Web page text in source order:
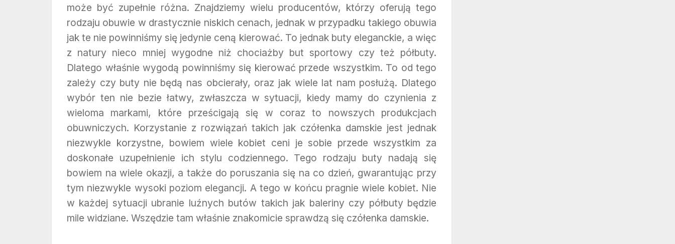
może być zupełnie różna. Znajdziemy wielu producentów, którzy oferują tego
rodzaju obuwie w drastycznie niskich cenach, jednak w przypadku takiego obuwia
jak te nie powinniśmy się jedynie ceną kierować. To jednak buty eleganckie, a więc
z natury nieco mniej wygodne niż chociażby but sportowy czy też półbuty.
Dlatego właśnie wygodą powinniśmy się kierować przede wszystkim. To od tego
zależy czy buty nie będą nas obcierały, oraz jak wiele lat nam posłużą. Dlatego
wybór ten nie bezie łatwy, zwłaszcza w sytuacji, kiedy mamy do czynienia z
wieloma markami, które prześcigają się w coraz to nowszych produkcjach
obuwniczych. Korzystanie z rozwiązań takich jak czółenka damskie jest jednak
niezwykle korzystne, bowiem wiele kobiet ceni je sobie przede wszystkim za
doskonałe uzupełnienie ich stylu codziennego. Tego rodzaju buty nadają się
bowiem na wiele okazji, a także do poruszania się na co dzień, gwarantując przy
tym niezwykle wysoki poziom elegancji. A tego w końcu pragnie wiele kobiet. Nie
w każdej sytuacji ubranie luźnych butów takich jak baleriny czy półbuty będzie
mile widziane. Wszędzie tam właśnie znakomicie sprawdzą się czółenka damskie.